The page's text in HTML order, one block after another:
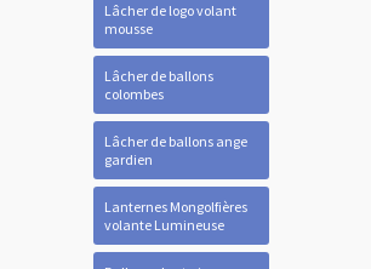
Lâcher de logo volant
mousse
Lâcher de ballons
colombes
Lâcher de ballons ange
gardien
Lanternes Mongolfières
volante Lumineuse